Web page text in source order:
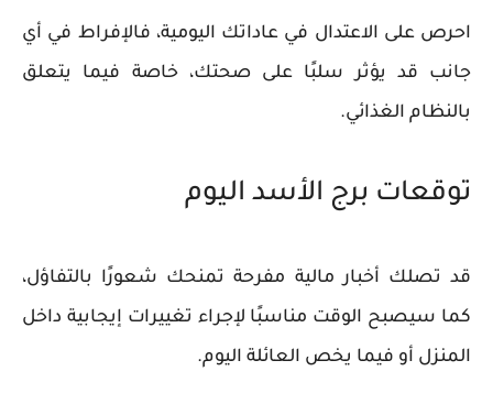
احرص على الاعتدال في عاداتك اليومية، فالإفراط في أي
جانب قد يؤثر سلبًا على صحتك، خاصة فيما يتعلق
بالنظام الغذائي.
توقعات برج الأسد اليوم
قد تصلك أخبار مالية مفرحة تمنحك شعورًا بالتفاؤل،
كما سيصبح الوقت مناسبًا لإجراء تغييرات إيجابية داخل
المنزل أو فيما يخص العائلة اليوم.